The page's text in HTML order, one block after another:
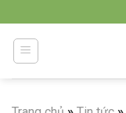
to
content